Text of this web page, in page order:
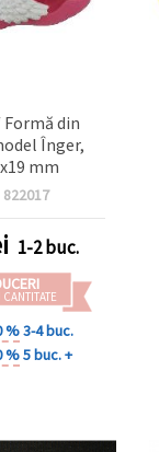
din
Înger,
mm
822017
1-2 buc.
CANTITATE
%3-4 buc.
%5 buc. +